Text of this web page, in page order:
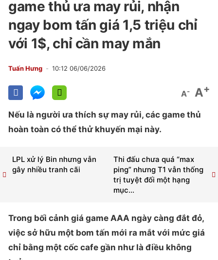
game thủ ưa may rủi, nhận
ngay bom tấn giá 1,5 triệu chỉ
với 1$, chỉ cần may mắn
Tuấn Hưng 10:12 06/06/2026
A- A+
Nếu là người ưa thích sự may rủi, các game thủ
hoàn toàn có thể thử khuyến mại này.
Thi đấu chưa quá “max
ping” nhưng T1 vẫn thống
trị tuyệt đối một hạng
mục...
LPL xử lý Bin nhưng vẫn
gây nhiều tranh cãi
Trong bối cảnh giá game AAA ngày càng đắt đỏ,
việc sở hữu một bom tấn mới ra mắt với mức giá
chỉ bằng một cốc cafe gần như là điều không